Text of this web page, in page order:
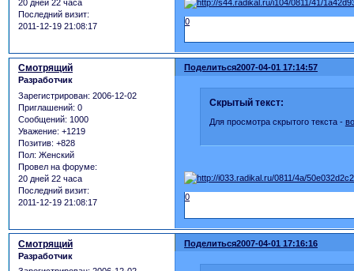
20 дней 22 часа
Последний визит:
2011-12-19 21:08:17
0
Поделиться2007-04-01 17:14:57
Смотрящий
Разработчик
Зарегистрирован: 2006-12-02
Приглашений: 0
Сообщений: 1000
Уважение: +1219
Позитив: +828
Пол: Женский
Провел на форуме:
20 дней 22 часа
Последний визит:
2011-12-19 21:08:17
Скрытый текст:
Для просмотра скрытого текста -
0
Поделиться2007-04-01 17:16:16
Смотрящий
Разработчик